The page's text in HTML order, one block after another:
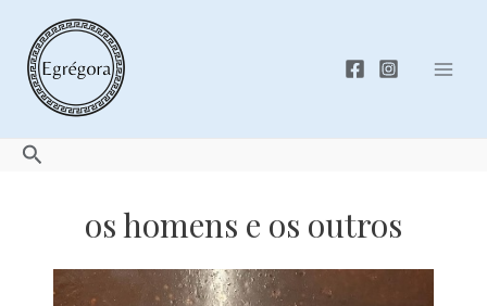
content
Search
os homens e os outros